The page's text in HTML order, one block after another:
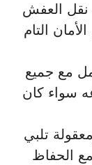
نقل العفش
التام
مع جميع
سواء كان
تلبي
مع الحفاظ